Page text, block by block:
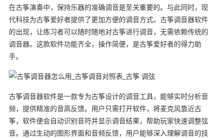
在古筝演奏中，保持乐器的准确调音是至关重要的。与此同时，现
代科技为古筝爱好者提供了更加方便的调音方式。古筝调音器软件
的出现，让练习者可以随时随地对古筝进行调音，无需依赖传统的
调音器。这款软件功能齐全，操作简便，是古筝爱好者的得力助
手。
古筝调音器软件是一款专为古筝设计的调音工具，能够实时分析音
频，提供精准的音高反馈。用户只需打开软件，将麦克风靠近古
筝，软件便会自动识别音符并显示调音结果，帮助玩家快速调整弦
音。通过生动的图形界面和音频反馈，用户能够深入理解调音的技